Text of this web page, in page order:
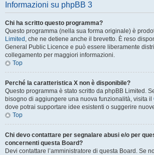
Informazioni su phpBB 3
Chi ha scritto questo programma?
Questo programma (nella sua forma originale) è
Limited , che ne detiene anche il brevetto. È reso
General Public Licence e può essere liberamente
collegamento per maggiori informazioni.
Top
Perché la caratteristica X non è disponibile?
Questo programma è stato scritto da phpBB Limited.
bisogno di aggiungere una nuova funzionalità, visita il
dove potrai supportare idee esistenti o suggerire
Top
Chi devo contattare per segnalare abusi e/o per
concernenti questa Board?
Devi contattare l’amministratore di questa Board. Se